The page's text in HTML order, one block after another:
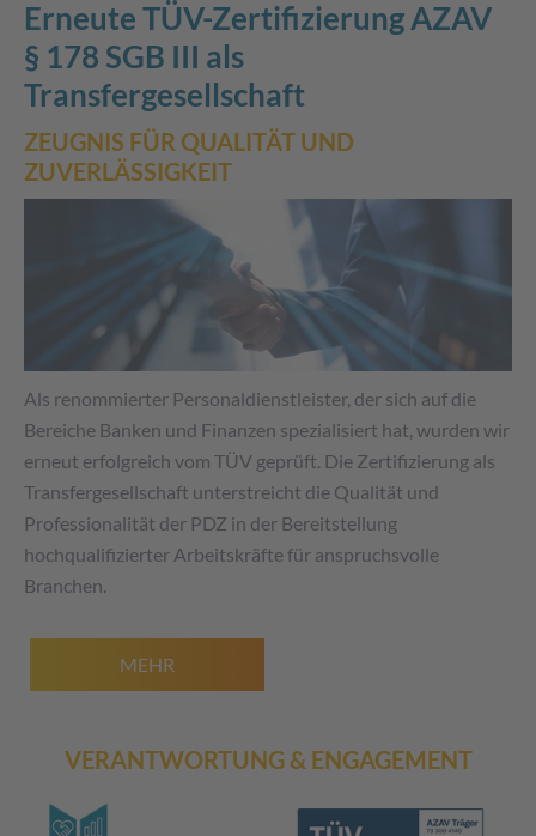
Erneute TÜV-Zertifizierung AZAV
§ 178 SGB III als
Transfergesellschaft
ZEUGNIS FÜR QUALITÄT UND
ZUVERLÄSSIGKEIT
Als renommierter Personaldienstleister, der sich auf die
Bereiche Banken und Finanzen spezialisiert hat, wurden wir
erneut erfolgreich vom TÜV geprüft. Die Zertifizierung als
Transfergesellschaft unterstreicht die Qualität und
Professionalität der PDZ in der Bereitstellung
hochqualifizierter Arbeitskräfte für anspruchsvolle
Branchen.
MEHR
VERANTWORTUNG & ENGAGEMENT